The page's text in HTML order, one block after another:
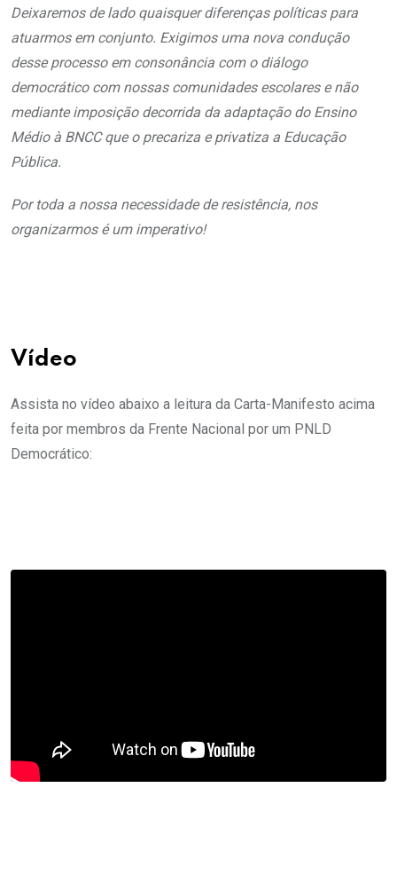
Deixaremos de lado quaisquer diferenças políticas para
atuarmos em conjunto. Exigimos uma nova condução
desse processo em consonância com o diálogo
democrático com nossas comunidades escolares e não
mediante imposição decorrida da adaptação do Ensino
Médio à BNCC que o precariza e privatiza a Educação
Pública.
Por toda a nossa necessidade de resistência, nos
organizarmos é um imperativo!
Vídeo
Assista no vídeo abaixo a leitura da Carta-Manifesto acima
feita por membros da Frente Nacional por um PNLD
Democrático: